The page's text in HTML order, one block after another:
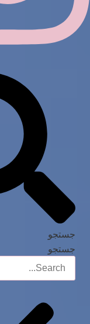
جستجو
جستجو